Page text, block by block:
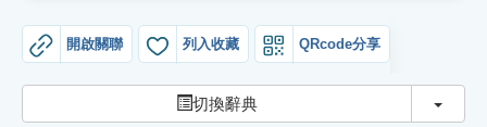
遊戲專區
教學應用
開啟關聯 列入收藏 QRcode分享
切換辭典 切換